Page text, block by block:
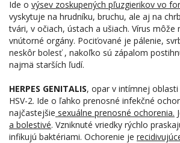
Ide o výsev zoskupených pľuzgierikov vo
vyskytuje na hrudníku, bruchu, ale aj na
tvári, v očiach, ústach a ušiach. Vírus môže
vnútorné orgány. Pociťované je pálenie,
neskôr bolesť , nakoľko sú zápalom
najmä starších ľudí.
HERPES GENITALIS, opar v intímnej
HSV-2. Ide o ľahko prenosné infekčné
najčastejšie sexuálne prenosné ochorenia.
a bolestivé. Vzniknuté vriedky rýchlo
infikujú baktériami. Ochorenie je